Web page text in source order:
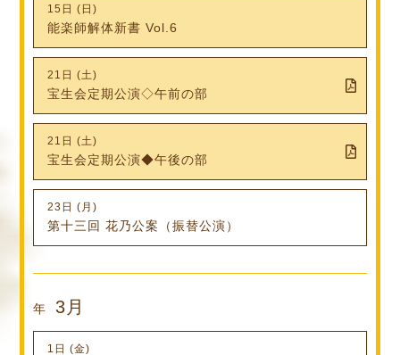
15日 (日)
能楽師解体新書 Vol.6
21日 (土)
宝生会定期公演◇午前の部
21日 (土)
宝生会定期公演◆午後の部
23日 (月)
第十三回 花乃公案（振替公演）
年 3月
1日 (金)